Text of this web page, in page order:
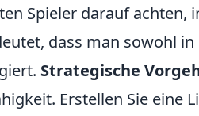
Spieler darauf achten,
dass man sowohl
Strategische
Erstellen Sie eine